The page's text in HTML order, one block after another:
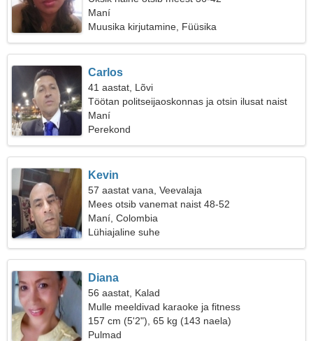
Maní
Muusika kirjutamine, Füüsika
Carlos
41 aastat, Lõvi
Töötan politseijaoskonnas ja otsin ilusat naist
Maní
Perekond
Kevin
57 aastat vana, Veevalaja
Mees otsib vanemat naist 48-52
Maní, Colombia
Lühiajaline suhe
Diana
56 aastat, Kalad
Mulle meeldivad karaoke ja fitness
157 cm (5'2"), 65 kg (143 naela)
Pulmad